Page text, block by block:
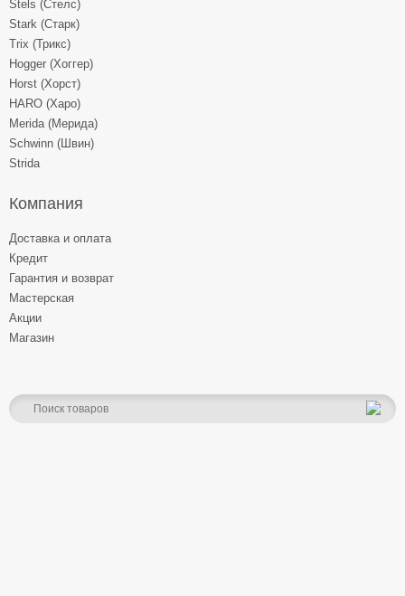
Stels (Стелс)
Stark (Старк)
Trix (Трикс)
Hogger (Хоггер)
Horst (Хорст)
HARO (Харо)
Merida (Мерида)
Schwinn (Швин)
Strida
Компания
Доставка и оплата
Кредит
Гарантия и возврат
Мастерская
Акции
Магазин